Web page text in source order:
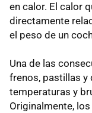
en calor. El calor
directamente
el peso de un
Una de las
frenos, pastillas y
temperaturas y
Originalmente,